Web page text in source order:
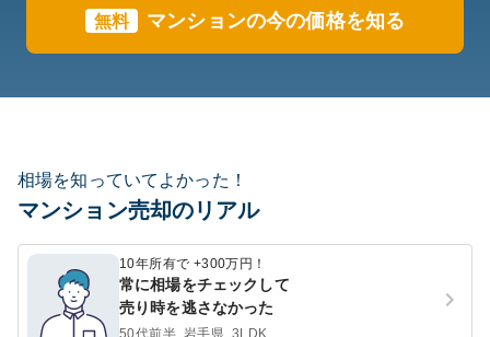
無料 マンションの今の価格を知る
相場を知っていてよかった！
マンション売却のリアル
10年所有で +300万円！
常に相場をチェックして
売り時を逃さなかった
50代前半, 岩手県, 3LDK